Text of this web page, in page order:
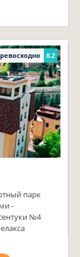
8.2
парк
-
№4